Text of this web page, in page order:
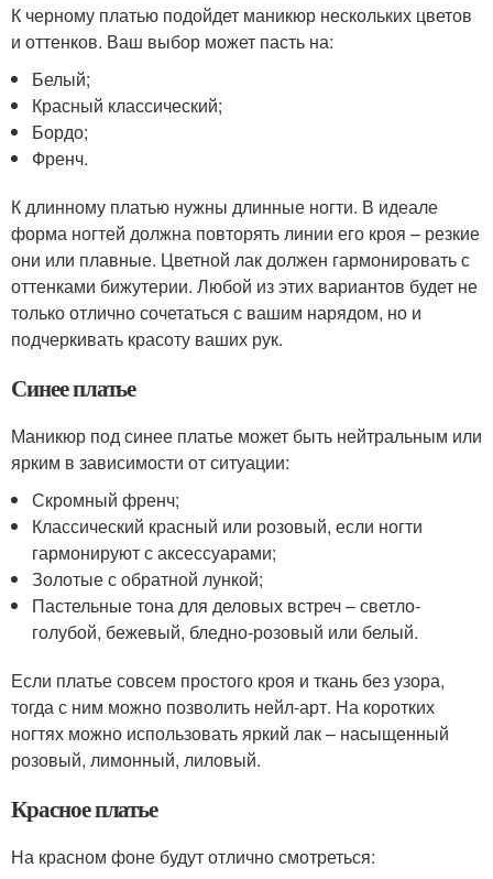
К черному платью подойдет маникюр нескольких цветов
и оттенков. Ваш выбор может пасть на:
Белый;
Красный классический;
Бордо;
Френч.
К длинному платью нужны длинные ногти. В идеале
форма ногтей должна повторять линии его кроя – резкие
они или плавные. Цветной лак должен гармонировать с
оттенками бижутерии. Любой из этих вариантов будет не
только отлично сочетаться с вашим нарядом, но и
подчеркивать красоту ваших рук.
Синее платье
Маникюр под синее платье может быть нейтральным или
ярким в зависимости от ситуации:
Скромный френч;
Классический красный или розовый, если ногти
гармонируют с аксессуарами;
Золотые с обратной лункой;
Пастельные тона для деловых встреч – светло-
голубой, бежевый, бледно-розовый или белый.
Если платье совсем простого кроя и ткань без узора,
тогда с ним можно позволить нейл-арт. На коротких
ногтях можно использовать яркий лак – насыщенный
розовый, лимонный, лиловый.
Красное платье
На красном фоне будут отлично смотреться: